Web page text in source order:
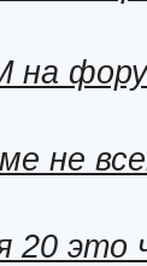
на
не
20 это